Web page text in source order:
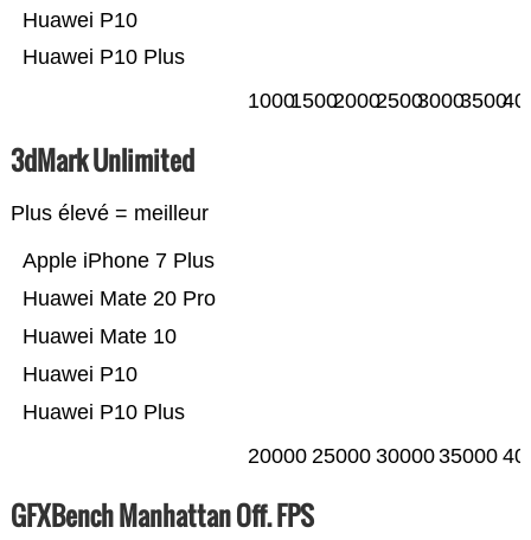
Huawei P10 Plus
Huawei P10
100015002000250030003500
3dMark Unlimited
Plus élevé = meilleur
Huawei P10 Plus
Huawei P10
Huawei Mate 10
Huawei Mate 20 Pro
Apple iPhone 7 Plus
20000 25000 3000035000
GFXBench Manhattan Off. FPS